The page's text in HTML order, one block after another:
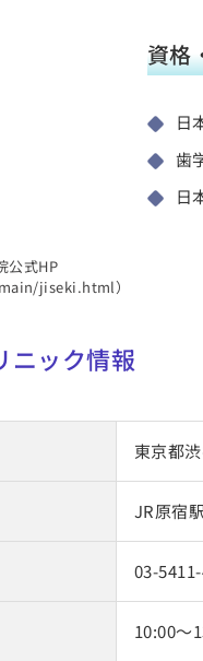
公式HP
jiseki.html）
資格
日
歯
日
ニック情報
東京都
JR原宿
03-
10:00～